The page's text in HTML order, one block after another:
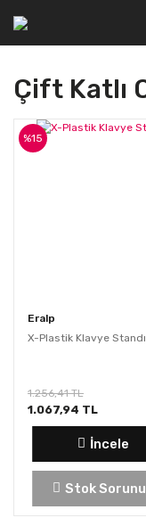
Çift Katlı
Eralp
X-Plastik Klavye Standı
%15
1.256,41 TL
1.067,94 TL
İncele
Stok